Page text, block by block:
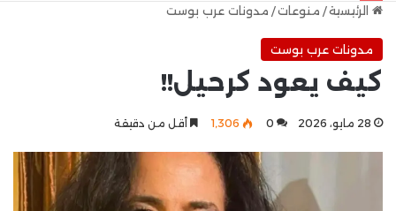
الرئيسية/ منوعات/ مدونات عرب بوست
مدونات عرب بوست
‏كيف يعود كرحيل!!
28 مايو، 2026 0 1٬306 أقل من دقيقة